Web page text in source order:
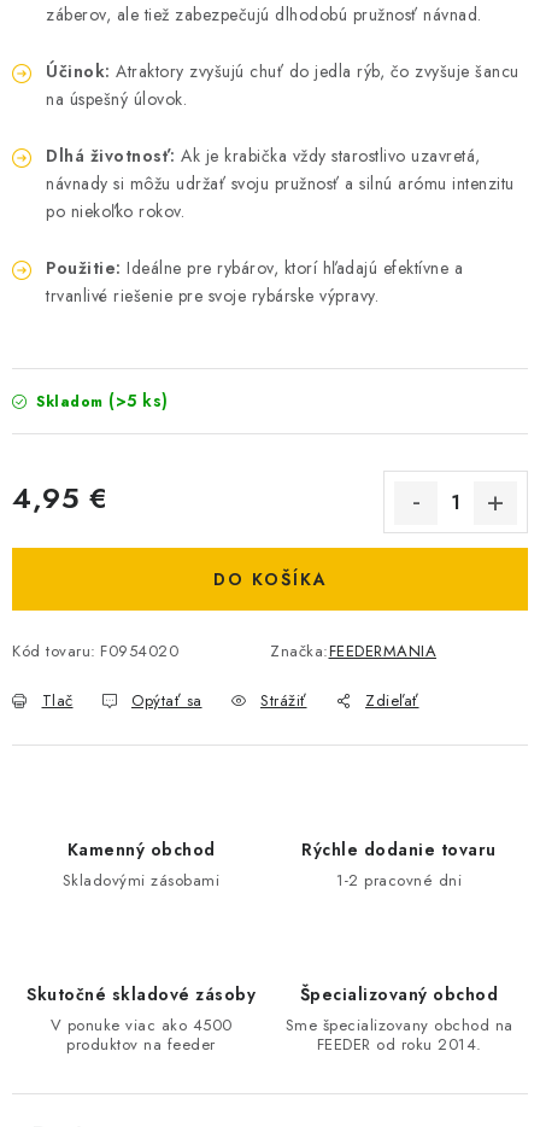
VŠEOBECNÉ NARIADENIE O BEZPEČNOSTI
ZNAČKY
Doprava Navštívte našu predajňu v MARCELOVEJ »
záberov, ale tiež zabezpečujú dlhodobú pružnosť návnad.
Účinok: Atraktory zvyšujú chuť do jedla rýb, čo zvyšuje šancu
na úspešný úlovok.
Dlhá životnosť: Ak je krabička vždy starostlivo uzavretá,
návnady si môžu udržať svoju pružnosť a silnú arómu intenzitu
po niekoľko rokov.
Použitie: Ideálne pre rybárov, ktorí hľadajú efektívne a
trvanlivé riešenie pre svoje rybárske výpravy.
Skladom (>5 ks)
4,95 €
DO KOŠÍKA
Kód tovaru: F0954020 Značka:FEEDERMANIA
Tlač Opýtať sa Strážiť Zdieľať
Kamenný obchod
Skladovými zásobami
Rýchle dodanie tovaru
1-2 pracovné dni
Skutočné skladové zásoby
V ponuke viac ako 4500
produktov na feeder
Špecializovaný obchod
Sme špecializovany obchod na
FEEDER od roku 2014.